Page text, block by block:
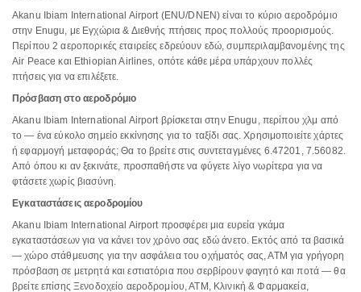
Akanu Ibiam International Airport (ENU/DNEN) είναι το κύριο αεροδρόμιο
στην Enugu, με Εγχώρια & Διεθνής πτήσεις προς πολλούς προορισμούς.
Περίπου 2 αεροπορικές εταιρείες εδρεύουν εδώ, συμπεριλαμβανομένης της
Air Peace και Ethiopian Airlines, οπότε κάθε μέρα υπάρχουν πολλές
πτήσεις για να επιλέξετε.
Πρόσβαση στο αεροδρόμιο
Akanu Ibiam International Airport βρίσκεται στην Enugu, περίπου χλμ από
το — ένα εύκολο σημείο εκκίνησης για το ταξίδι σας. Χρησιμοποιείτε χάρτες
ή εφαρμογή μεταφοράς; Θα το βρείτε στις συντεταγμένες 6.47201, 7.56082.
Από όπου κι αν ξεκινάτε, προσπαθήστε να φύγετε λίγο νωρίτερα για να
φτάσετε χωρίς βιασύνη.
Εγκαταστάσεις αεροδρομίου
Akanu Ibiam International Airport προσφέρει μια ευρεία γκάμα
εγκαταστάσεων για να κάνει τον χρόνο σας εδώ άνετο. Εκτός από τα βασικά
— χώρο στάθμευσης για την ασφάλεια του οχήματός σας, ΑΤΜ για γρήγορη
πρόσβαση σε μετρητά και εστιατόρια που σερβίρουν φαγητό και ποτά — θα
βρείτε επίσης Ξενοδοχείο αεροδρομίου, ΑΤΜ, Κλινική & Φαρμακεία,